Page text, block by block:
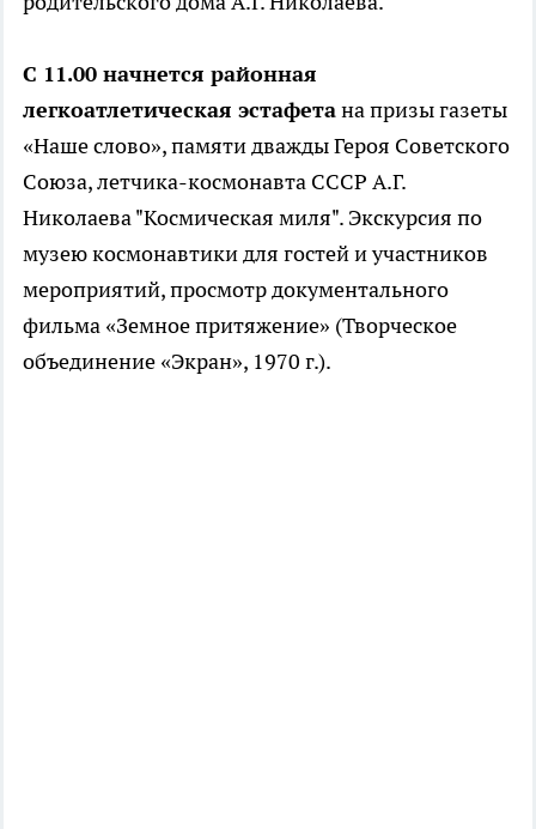
С 11.00 начнется районная
легкоатлетическая эстафетана призы газеты
«Наше слово», памяти дважды Героя Советского
Союза, летчика-космонавта СССР А.Г.
Николаева "Космическая миля". Экскурсия по
музею космонавтики для гостей и участников
мероприятий, просмотр документального
фильма «Земное притяжение» (Творческое
объединение «Экран», 1970 г.).